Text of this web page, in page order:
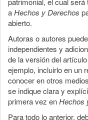
aHechos y Derechos
abierto.
Autoras o autores
independientes y
de la versión del
ejemplo, incluirlo en un
conocer en otros
se indique clara y
primera vez enHechos
Para todo lo anterior,